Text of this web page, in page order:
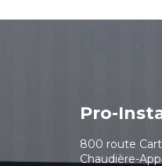
Pro-
800 route
Chaudière-